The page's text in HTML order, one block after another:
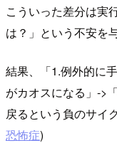
こういった差分は実
は？」という不安を
結果、「1.例外的に
がカオスになる」->
戻るという負のサイ
恐怖症)